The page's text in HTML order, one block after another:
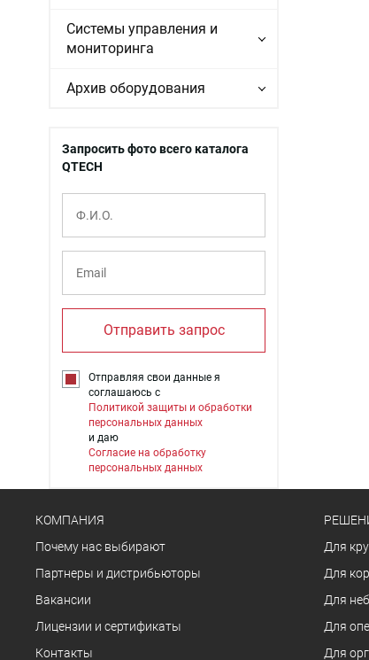
Системы управления и
мониторинга
Архив оборудования
Запросить фото всего каталога
QTECH
Отправить запрос
Отправляя свои данные я
соглашаюсь с
Политикой защиты и обработки
персональных данных
и даю
Согласие на обработку
персональных данных
КОМПАНИЯ
Почему нас выбирают
Партнеры и дистрибьюторы
Вакансии
Лицензии и сертификаты
Контакты
Для
Для
Для
Для
Для